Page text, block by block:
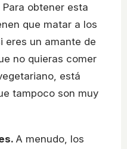
obtener esta
que matar a los
eres un amante de
no quieras comer
está
tampoco son muy
A menudo, los